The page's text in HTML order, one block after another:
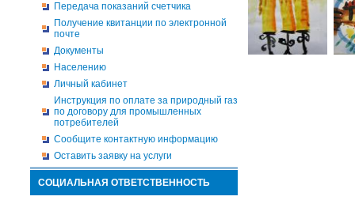
Передача показаний счетчика
Получение квитанции по электронной
почте
Документы
Населению
Личный кабинет
Инструкция по оплате за природный газ
по договору для промышленных
потребителей
Сообщите контактную информацию
Оставить заявку на услуги
СОЦИАЛЬНАЯ ОТВЕТСТВЕННОСТЬ